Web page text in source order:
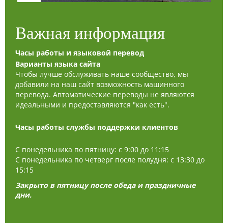
работы, подготовке к собеседованиям и первому
дню, а также многое другое для всех возрастов.
Мы не только боремся с голодом, но и укрепляем
уверенность в себе, вселяем надежду и
помогаем стать сильнее.
Читать далее...
Важная информация
Часы работы и языковой перевод
Варианты языка сайта
Чтобы лучше обслуживать наше сообщество, мы
добавили на наш сайт возможность машинного
перевода. Автоматические переводы не являются
идеальными и предоставляются "как есть".
Часы работы службы поддержки клиентов
С понедельника по пятницу: с 9:00 до 11:15
С понедельника по четверг после полудня: с 13:30 до
15:15
Закрыто в пятницу после обеда и праздничные
дни.